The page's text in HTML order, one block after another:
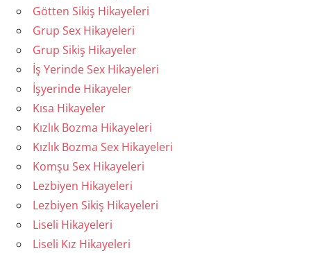
Götten Sikiş Hikayeleri
Grup Sex Hikayeleri
Grup Sikiş Hikayeler
İş Yerinde Sex Hikayeleri
İşyerinde Hikayeler
Kısa Hikayeler
Kızlık Bozma Hikayeleri
Kızlık Bozma Sex Hikayeleri
Komşu Sex Hikayeleri
Lezbiyen Hikayeleri
Lezbiyen Sikiş Hikayeleri
Liseli Hikayeleri
Liseli Kız Hikayeleri